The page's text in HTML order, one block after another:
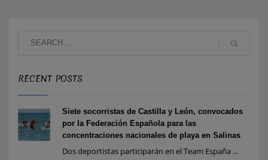
RECENT POSTS
Siete socorristas de Castilla y León, convocados
por la Federación Española para las
concentraciones nacionales de playa en Salinas
Dos deportistas participarán en el Team España ...